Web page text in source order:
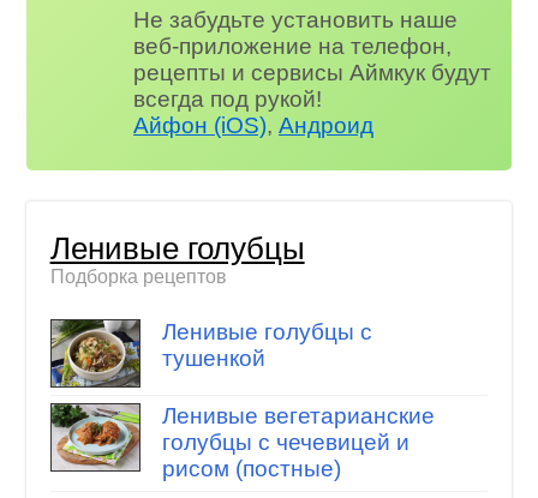
Не забудьте установить наше
веб-приложение на телефон,
рецепты и сервисы Аймкук будут
всегда под рукой!
Айфон (iOS),Андроид
Ленивые голубцы
Подборка рецептов
Ленивые голубцы с
тушенкой
Ленивые вегетарианские
голубцы с чечевицей и
рисом (постные)